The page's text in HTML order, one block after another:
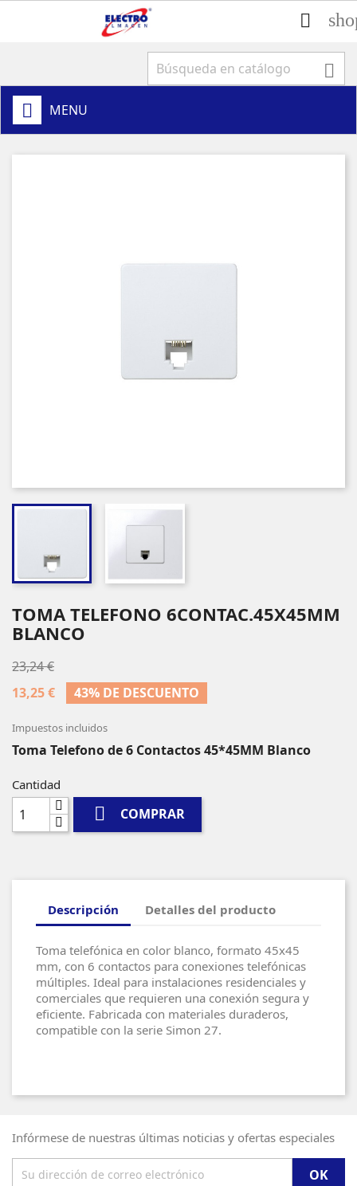


MENU
TOMA TELEFONO 6CONTAC.45X45MM
BLANCO
23,24 €
13,25 €
43% DE DESCUENTO
Impuestos incluidos
Toma Telefono de 6 Contactos 45*45MM Blanco
Cantidad
 COMPRAR
Descripción Detalles del producto
Toma telefónica en color blanco, formato 45x45
mm, con 6 contactos para conexiones telefónicas
múltiples. Ideal para instalaciones residenciales y
comerciales que requieren una conexión segura y
eficiente. Fabricada con materiales duraderos,
compatible con la serie Simon 27.
Infórmese de nuestras últimas noticias y ofertas especiales